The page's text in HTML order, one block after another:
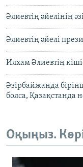
Әлиевтің әйелінің
Әлиевтің әйелі
Илхам Әлиевтің
Әзірбайжанда
болса, Қазақстанда
Оқыңыз.